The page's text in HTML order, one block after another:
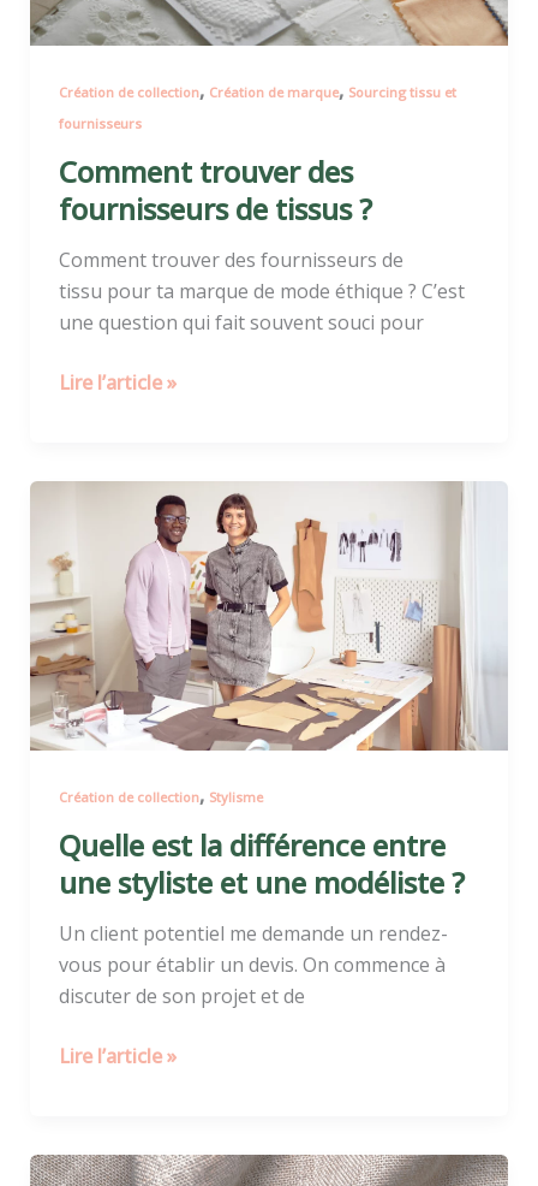
Création de collection, Création de marque, Sourcing tissu et
fournisseurs
Comment trouver des
fournisseurs de tissus ?
Comment trouver des fournisseurs de
tissu pour ta marque de mode éthique ? C’est
une question qui fait souvent souci pour
Lire l’article »
Création de collection, Stylisme
Quelle est la différence entre
une styliste et une modéliste ?
Un client potentiel me demande un rendez-
vous pour établir un devis. On commence à
discuter de son projet et de
la
différence
entre
une
styliste
et
une
?
Lire l’article »
3